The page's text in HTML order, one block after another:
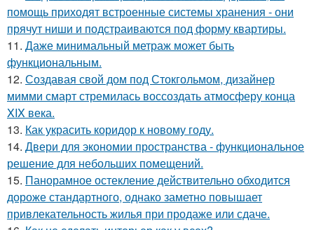
помощь приходят встроенные системы хранения - они
прячут ниши и подстраиваются под форму квартиры.
11. Даже минимальный метраж может быть
функциональным.
12. Создавая свой дом под Стокгольмом, дизайнер
мимми смарт стремилась воссоздать атмосферу конца
XIX века.
13. Как украсить коридор к новому году.
14. Двери для экономии пространства - функциональное
решение для небольших помещений.
15. Панорамное остекление действительно обходится
дороже стандартного, однако заметно повышает
привлекательность жилья при продаже или сдаче.